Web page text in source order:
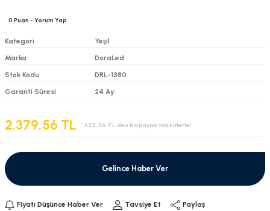
0 Puan - Yorum Yap
Kategori
Yeşil
Marka
DoraLed
Stok Kodu
DRL-1380
Garanti Süresi
24 Ay
2.379,56 TL *223,26 TL den başlayan taksitlerle!
Gelince Haber Ver
Fiyatı Düşünce Haber Ver Tavsiye Et Paylaş